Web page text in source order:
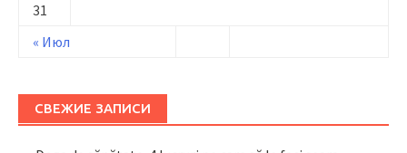
« Июл
31
СВЕЖИЕ ЗАПИСИ